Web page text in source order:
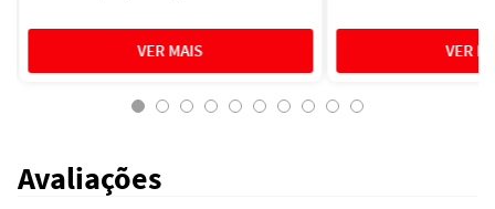
Avaliações